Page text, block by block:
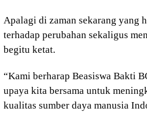
Apalagi di zaman sekarang yang
terhadap perubahan sekaligus
begitu ketat.
“Kami berharap Beasiswa Bakti
upaya kita bersama untuk
kualitas sumber daya manusia